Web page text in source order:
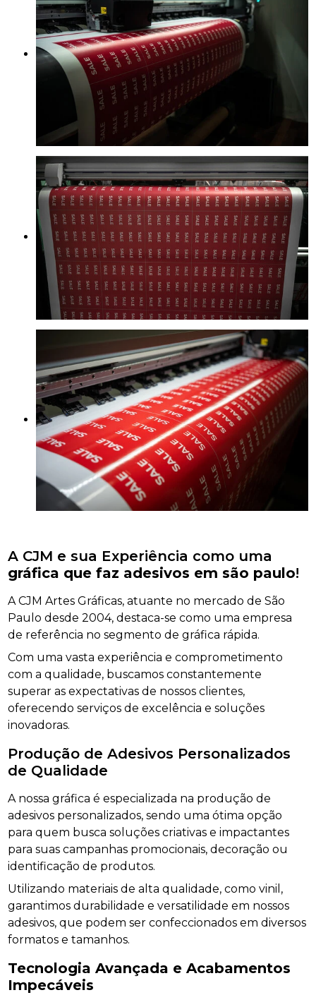
A CJM e sua Experiência como uma
gráfica que faz adesivos em são paulo!
A CJM Artes Gráficas, atuante no mercado de São
Paulo desde 2004, destaca-se como uma empresa
de referência no segmento de gráfica rápida.
Com uma vasta experiência e comprometimento
com a qualidade, buscamos constantemente
superar as expectativas de nossos clientes,
oferecendo serviços de excelência e soluções
inovadoras.
Produção de Adesivos Personalizados
de Qualidade
A nossa gráfica é especializada na produção de
adesivos personalizados, sendo uma ótima opção
para quem busca soluções criativas e impactantes
para suas campanhas promocionais, decoração ou
identificação de produtos.
Utilizando materiais de alta qualidade, como vinil,
garantimos durabilidade e versatilidade em nossos
adesivos, que podem ser confeccionados em diversos
formatos e tamanhos.
Tecnologia Avançada e Acabamentos
Impecáveis